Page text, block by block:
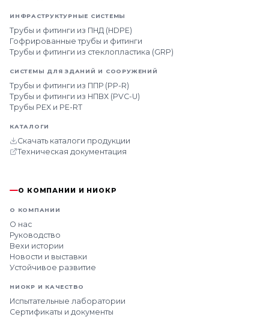
ИНФРАСТРУКТУРНЫЕ СИСТЕМЫ
Трубы и фитинги из ПНД (HDPE)
Гофрированные трубы и фитинги
Трубы и фитинги из стеклопластика (GRP)
СИСТЕМЫ ДЛЯ ЗДАНИЙ И СООРУЖЕНИЙ
Трубы и фитинги из ППР (PP-R)
Трубы и фитинги из НПВХ (PVC-U)
Трубы PEX и PE-RT
КАТАЛОГИ
Скачать каталоги продукции
Техническая документация
О КОМПАНИИ И НИОКР
О КОМПАНИИ
О нас
Руководство
Вехи истории
Новости и выставки
Устойчивое развитие
НИОКР И КАЧЕСТВО
Испытательные лаборатории
Сертификаты и документы